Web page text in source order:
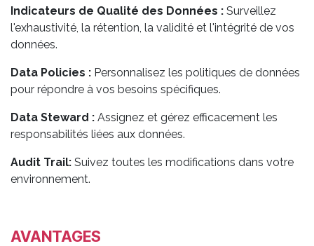
Indicateurs de Qualité des Données : Surveillez
l'exhaustivité, la rétention, la validité et l'intégrité de vos
données.
Data Policies : Personnalisez les politiques de données
pour répondre à vos besoins spécifiques.
Data Steward : Assignez et gérez efficacement les
responsabilités liées aux données.
Audit Trail: Suivez toutes les modifications dans votre
environnement.
AVANTAGES